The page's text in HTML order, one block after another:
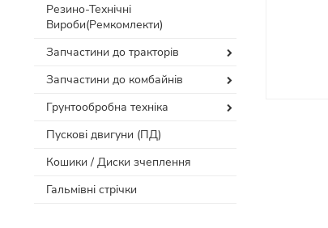
Резино-Технічні
Вироби(Ремкомлекти)
Запчастини до тракторів
Запчастини до комбайнів
Грунтообробна техніка
Пускові двигуни (ПД)
Кошики / Диски зчеплення
Гальмівні стрічки